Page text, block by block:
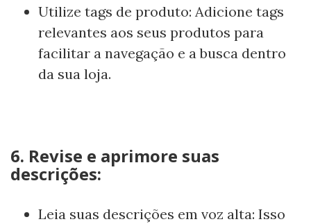
Utilize tags de produto: Adicione tags
relevantes aos seus produtos para
facilitar a navegação e a busca dentro
da sua loja.
6. Revise e aprimore suas
descrições:
Leia suas descrições em voz alta: Isso